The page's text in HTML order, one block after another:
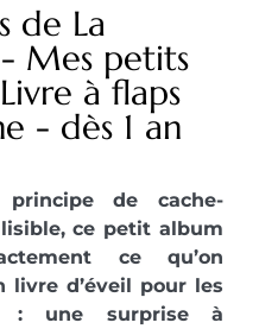
de La
Mes petits
à flaps
- dès 1 an
de cache-
ce petit album
ce qu’on
livre d’éveil pour les
: une surprise à